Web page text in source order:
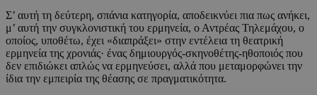
Σ’ αυτή τη δεύτερη, σπάνια κατηγορία, αποδεικνύει πια πως ανήκει,
μ’ αυτή την συγκλονιστική του ερμηνεία, ο Αντρέας Τηλεμάχου, ο
οποίος, υποθέτω, έχει «διαπράξει» στην εντέλεια τη θεατρική
ερμηνεία της χρονιάς· ένας δημιουργός-σκηνοθέτης-ηθοποιός που
δεν επιδιώκει απλώς να ερμηνεύσει, αλλά που μεταμορφώνει την
ίδια την εμπειρία της θέασης σε πραγματικότητα.